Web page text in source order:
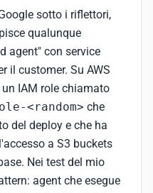
sotto i riflettori,
qualunque
agent" con service
il customer. Su AWS
IAM role chiamato
<random> che
del deploy e che ha
a S3 buckets
Nei test del mio
agent che esegue